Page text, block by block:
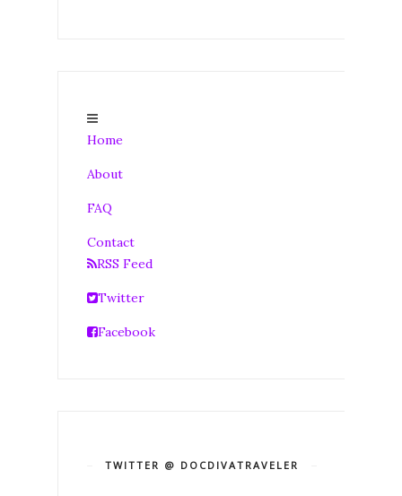
Home
About
FAQ
Contact
RSS Feed
Twitter
Facebook
TWITTER @ DOCDIVATRAVELER